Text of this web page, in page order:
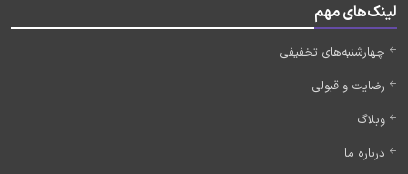
لینک‌های مهم
چهارشنبه‌های تخفیفی
رضایت و قبولی
وبلاگ
درباره ما